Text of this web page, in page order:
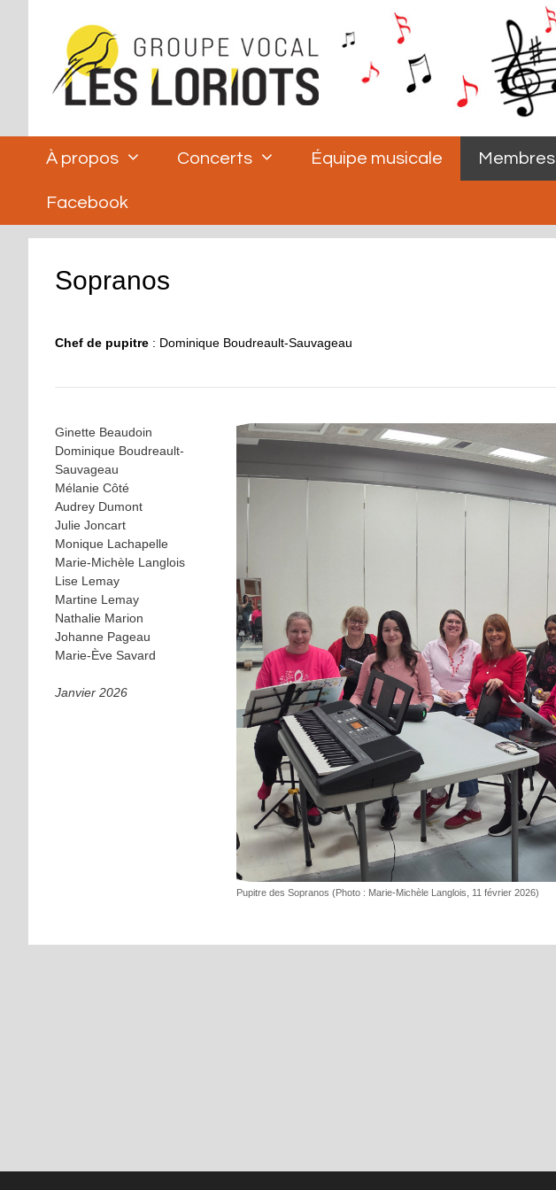
À propos Concerts Équipe musicale Membres
Facebook
Sopranos
Chef de pupitre : Dominique Boudreault-Sauvageau
Pupitre des Sopranos (Photo : Marie-Michèle Langlois, 11 février 2026)
Ginette Beaudoin
Dominique Boudreault-
Sauvageau
Mélanie Côté
Audrey Dumont
Julie Joncart
Monique Lachapelle
Marie-Michèle Langlois
Lise Lemay
Martine Lemay
Nathalie Marion
Johanne Pageau
Marie-Ève Savard
Janvier 2026